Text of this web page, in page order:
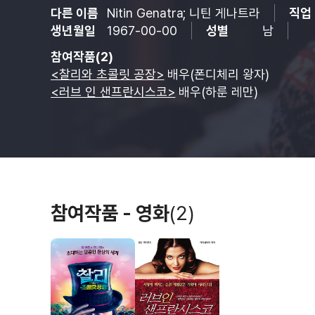
다른 이름 Nitin Genatra; 니틴 게나트라
직업
생년월일
1967-00-00 성별
남
참여작품(2)
<찰리와 초콜릿 공장> 배우(폰디체리 왕자)
<러브 인 샌프란시스코> 배우(하룬 레만)
참여작품 - 영화(2)